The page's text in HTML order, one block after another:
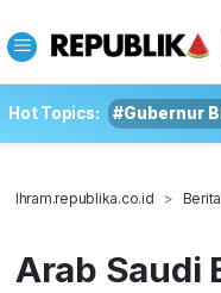
Hot Topics: #Gubernur
Ihram.republika.co.id
Arab Saudi